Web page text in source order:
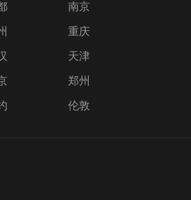
南京
重庆
天津
郑州
伦敦